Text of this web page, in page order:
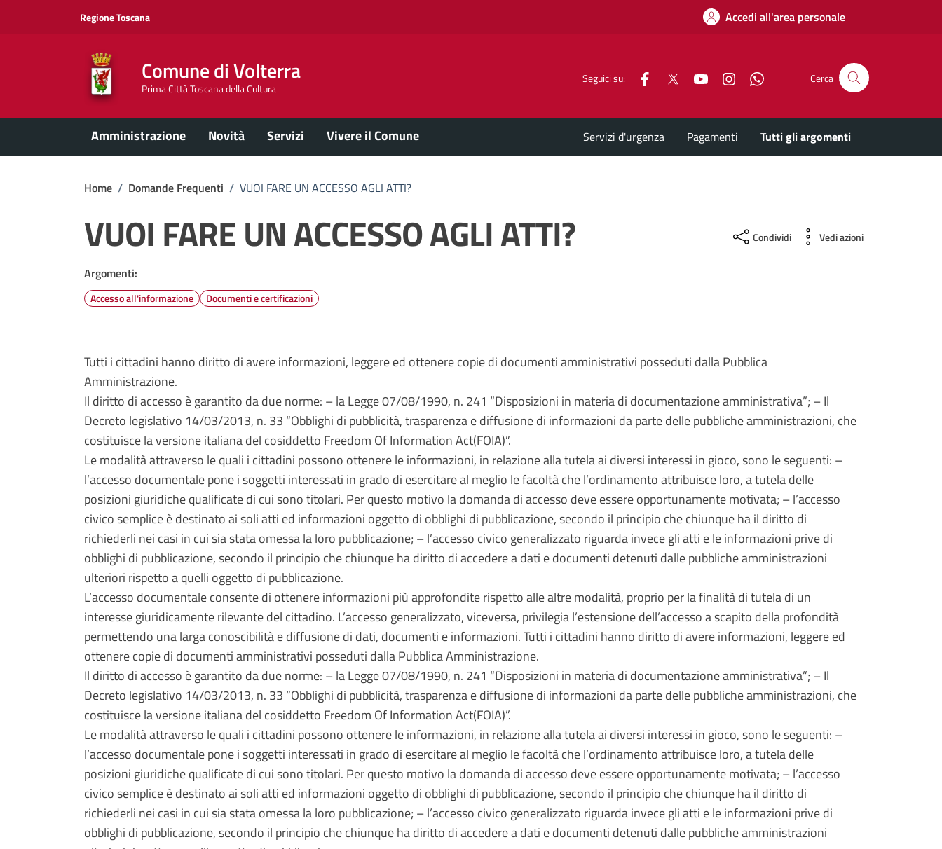
Regione Toscana Accedi all'area personale
Comune di Volterra
Prima Città Toscana della Cultura
Seguici su: Facebook YouTubeInstagramWhatsappCerca
Amministrazione Novità Servizi Vivere il Comune Servizi d'urgenza Pagamenti Tutti gli argomenti
Home / Domande Frequenti / VUOI FARE UN ACCESSO AGLI ATTI?
VUOI FARE UN ACCESSO AGLI ATTI? Condividi Vedi azioni
Argomenti:
Accesso all'informazione Documenti e certificazioni
Tutti i cittadini hanno diritto di avere informazioni, leggere ed ottenere copie di documenti amministrativi posseduti dalla Pubblica
Amministrazione.
Il diritto di accesso è garantito da due norme: – la Legge 07/08/1990, n. 241 “Disposizioni in materia di documentazione amministrativa”; – Il
Decreto legislativo 14/03/2013, n. 33 “Obblighi di pubblicità, trasparenza e diffusione di informazioni da parte delle pubbliche amministrazioni, che
costituisce la versione italiana del cosiddetto Freedom Of Information Act(FOIA)”.
Le modalità attraverso le quali i cittadini possono ottenere le informazioni, in relazione alla tutela ai diversi interessi in gioco, sono le seguenti: –
l’accesso documentale pone i soggetti interessati in grado di esercitare al meglio le facoltà che l’ordinamento attribuisce loro, a tutela delle
posizioni giuridiche qualificate di cui sono titolari. Per questo motivo la domanda di accesso deve essere opportunamente motivata; – l’accesso
civico semplice è destinato ai soli atti ed informazioni oggetto di obblighi di pubblicazione, secondo il principio che chiunque ha il diritto di
richiederli nei casi in cui sia stata omessa la loro pubblicazione; – l’accesso civico generalizzato riguarda invece gli atti e le informazioni prive di
obblighi di pubblicazione, secondo il principio che chiunque ha diritto di accedere a dati e documenti detenuti dalle pubbliche amministrazioni
ulteriori rispetto a quelli oggetto di pubblicazione.
L’accesso documentale consente di ottenere informazioni più approfondite rispetto alle altre modalità, proprio per la finalità di tutela di un
interesse giuridicamente rilevante del cittadino. L’accesso generalizzato, viceversa, privilegia l’estensione dell’accesso a scapito della profondità
permettendo una larga conoscibilità e diffusione di dati, documenti e informazioni. Tutti i cittadini hanno diritto di avere informazioni, leggere ed
ottenere copie di documenti amministrativi posseduti dalla Pubblica Amministrazione.
Il diritto di accesso è garantito da due norme: – la Legge 07/08/1990, n. 241 “Disposizioni in materia di documentazione amministrativa”; – Il
Decreto legislativo 14/03/2013, n. 33 “Obblighi di pubblicità, trasparenza e diffusione di informazioni da parte delle pubbliche amministrazioni, che
costituisce la versione italiana del cosiddetto Freedom Of Information Act(FOIA)”.
Le modalità attraverso le quali i cittadini possono ottenere le informazioni, in relazione alla tutela ai diversi interessi in gioco, sono le seguenti: –
l’accesso documentale pone i soggetti interessati in grado di esercitare al meglio le facoltà che l’ordinamento attribuisce loro, a tutela delle
posizioni giuridiche qualificate di cui sono titolari. Per questo motivo la domanda di accesso deve essere opportunamente motivata; – l’accesso
civico semplice è destinato ai soli atti ed informazioni oggetto di obblighi di pubblicazione, secondo il principio che chiunque ha il diritto di
richiederli nei casi in cui sia stata omessa la loro pubblicazione; – l’accesso civico generalizzato riguarda invece gli atti e le informazioni prive di
obblighi di pubblicazione, secondo il principio che chiunque ha diritto di accedere a dati e documenti detenuti dalle pubbliche amministrazioni